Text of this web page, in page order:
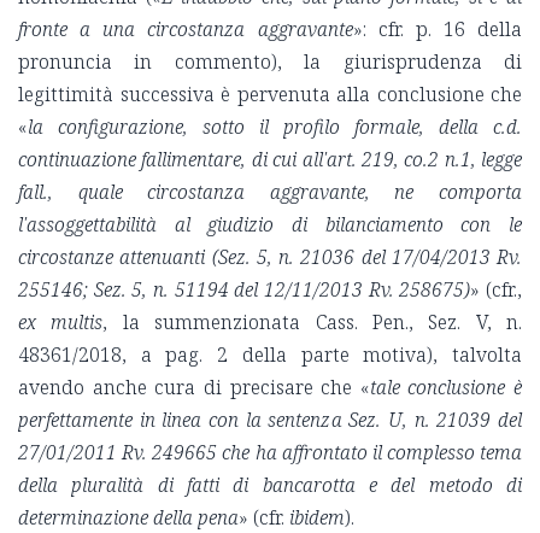
fronte a una circostanza aggravante»: cfr. p. 16 della
pronuncia in commento), la giurisprudenza di
legittimità successiva è pervenuta alla conclusione che
«la configurazione, sotto il profilo formale, della c.d.
continuazione fallimentare, di cui all'art. 219, co.2 n.1, legge
fall., quale circostanza aggravante, ne comporta
l'assoggettabilità al giudizio di bilanciamento con le
circostanze attenuanti (Sez. 5, n. 21036 del 17/04/2013 Rv.
255146; Sez. 5, n. 51194 del 12/11/2013 Rv. 258675)» (cfr.,
ex multis, la summenzionata Cass. Pen., Sez. V, n.
48361/2018, a pag. 2 della parte motiva), talvolta
avendo anche cura di precisare che «tale conclusione è
perfettamente in linea con la sentenza Sez. U, n. 21039 del
27/01/2011 Rv. 249665 che ha affrontato il complesso tema
della pluralità di fatti di bancarotta e del metodo di
determinazione della pena» (cfr. ibidem).